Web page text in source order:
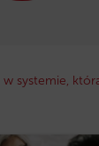
systemie,